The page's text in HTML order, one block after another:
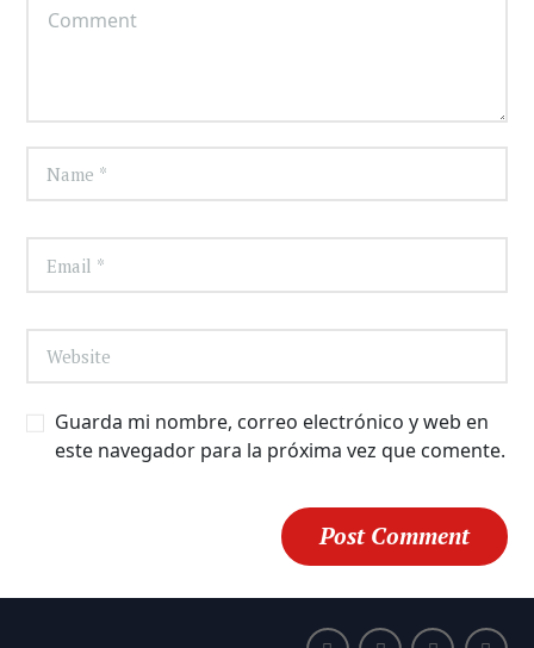
Guarda mi nombre, correo electrónico y web en
este navegador para la próxima vez que comente.